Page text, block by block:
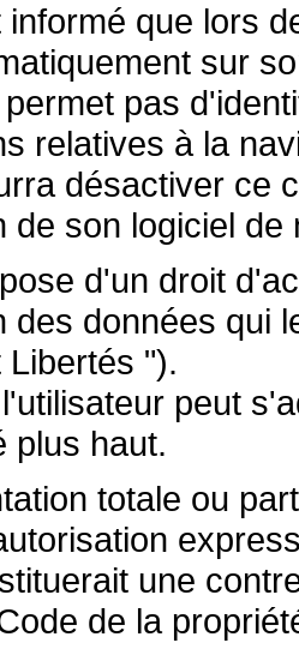
informé que lors
sur
pas
relatives à la
désactiver ce
de son logiciel de
d'un droit
des données qui
Libertés ").
peut
plus haut.
totale ou
une
de la